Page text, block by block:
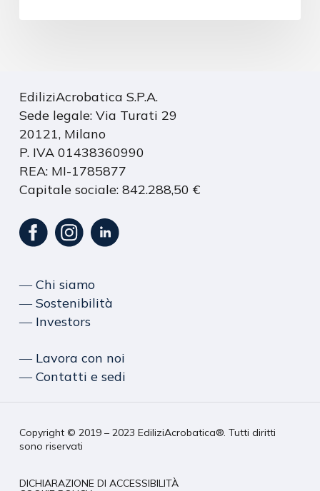
EdiliziAcrobatica S.P.A.
Sede legale: Via Turati 29
20121, Milano
P. IVA 01438360990
REA: MI-1785877
Capitale sociale: 842.288,50 €
― Chi siamo
― Sostenibilità
― Investors
― Lavora con noi
― Contatti e sedi
Copyright © 2019 – 2023 EdiliziAcrobatica®. Tutti diritti
sono riservati
DICHIARAZIONE DI ACCESSIBILITÀ